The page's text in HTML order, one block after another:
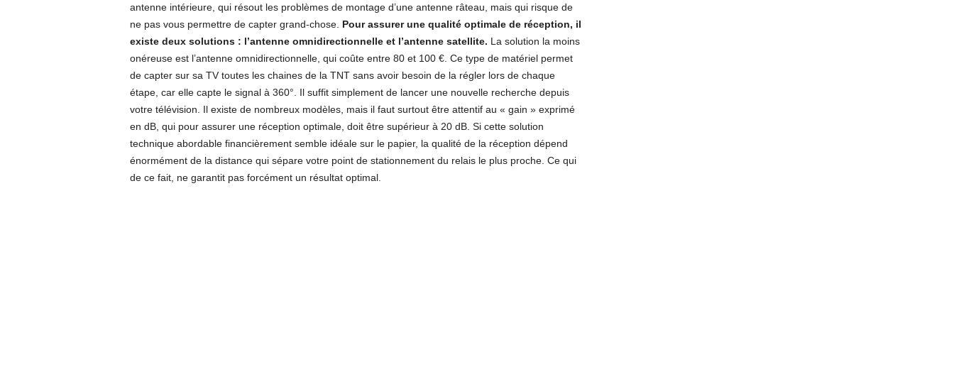
antenne intérieure, qui résout les problèmes de montage d’une antenne râteau, mais qui risque de
ne pas vous permettre de capter grand-chose. Pour assurer une qualité optimale de réception, il
existe deux solutions : l’antenne omnidirectionnelle et l’antenne satellite. La solution la moins
onéreuse est l’antenne omnidirectionnelle, qui coûte entre 80 et 100 €. Ce type de matériel permet
de capter sur sa TV toutes les chaines de la TNT sans avoir besoin de la régler lors de chaque
étape, car elle capte le signal à 360°. Il suffit simplement de lancer une nouvelle recherche depuis
votre télévision. Il existe de nombreux modèles, mais il faut surtout être attentif au « gain » exprimé
en dB, qui pour assurer une réception optimale, doit être supérieur à 20 dB. Si cette solution
technique abordable financièrement semble idéale sur le papier, la qualité de la réception dépend
énormément de la distance qui sépare votre point de stationnement du relais le plus proche. Ce qui
de ce fait, ne garantit pas forcément un résultat optimal.